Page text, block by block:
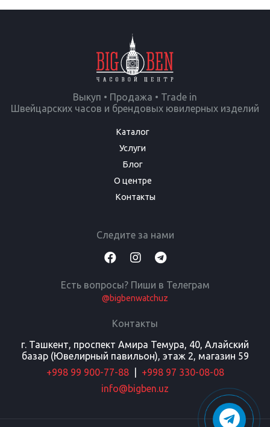
Выкуп • Продажа • Trade in
Швейцарских часов и брендовых ювилерных изделий
Каталог
Услуги
Блог
О центре
Контакты
Следите за нами
Есть вопросы? Пиши в Телеграм
@bigbenwatchuz
Контакты
г. Ташкент, проспект Амира Темура, 40, Алайский
базар (Ювелирный павильон), этаж 2, магазин 59
+998 99 900-77-88
+998 97 330-08-08
info@bigben.uz